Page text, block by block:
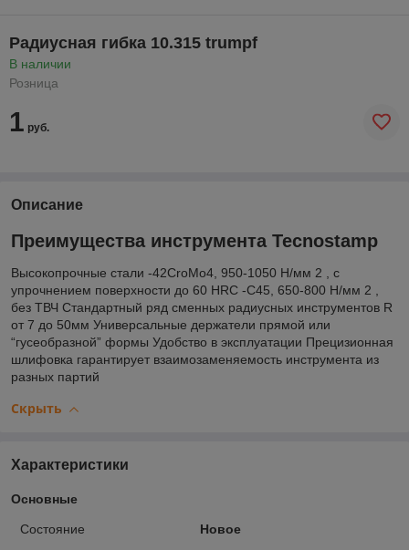
Радиусная гибка 10.315 trumpf
В наличии
Розница
1 руб.
Описание
Преимущества инструмента Tecnostamp
Высокопрочные стали -42CroMo4, 950-1050 Н/мм 2 , с
упрочнением поверхности до 60 HRC -С45, 650-800 Н/мм 2 ,
без ТВЧ Стандартный ряд сменных радиусных инструментов R
от 7 до 50мм Универсальные держатели прямой или
“гусеобразной” формы Удобство в эксплуатации Прецизионная
шлифовка гарантирует взаимозаменяемость инструмента из
разных партий
Скрыть
Характеристики
Основные
Состояние Новое